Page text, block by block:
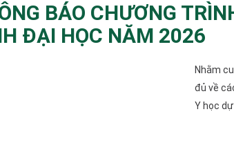
BÁO CHƯƠNG
ĐẠI HỌC NĂM 2026
Nhằm
đủ về
Y học dự